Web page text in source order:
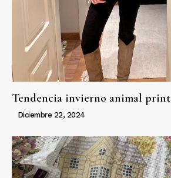
Tendencia invierno animal print
Diciembre 22, 2024